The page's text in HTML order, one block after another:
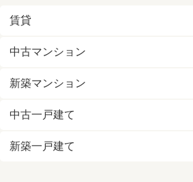
賃貸
中古マンション
新築マンション
中古一戸建て
新築一戸建て